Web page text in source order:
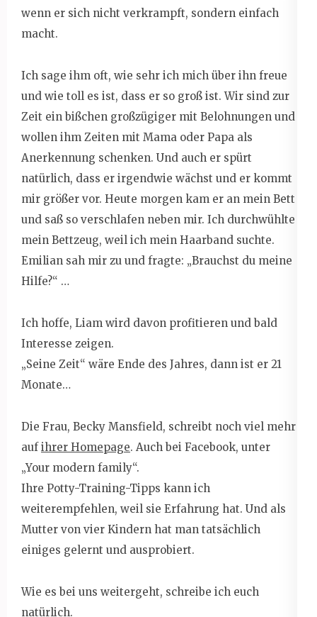
wenn er sich nicht verkrampft, sondern einfach
macht.
Ich sage ihm oft, wie sehr ich mich über ihn freue
und wie toll es ist, dass er so groß ist. Wir sind zur
Zeit ein bißchen großzügiger mit Belohnungen und
wollen ihm Zeiten mit Mama oder Papa als
Anerkennung schenken. Und auch er spürt
natürlich, dass er irgendwie wächst und er kommt
mir größer vor. Heute morgen kam er an mein Bett
und saß so verschlafen neben mir. Ich durchwühlte
mein Bettzeug, weil ich mein Haarband suchte.
Emilian sah mir zu und fragte: „Brauchst du meine
Hilfe?“ …
Ich hoffe, Liam wird davon profitieren und bald
Interesse zeigen.
„Seine Zeit“ wäre Ende des Jahres, dann ist er 21
Monate…
Die Frau, Becky Mansfield, schreibt noch viel mehr
aufihrer Homepage. Auch bei Facebook, unter
„Your modern family“.
Ihre Potty-Training-Tipps kann ich
weiterempfehlen, weil sie Erfahrung hat. Und als
Mutter von vier Kindern hat man tatsächlich
einiges gelernt und ausprobiert.
Wie es bei uns weitergeht, schreibe ich euch
natürlich.